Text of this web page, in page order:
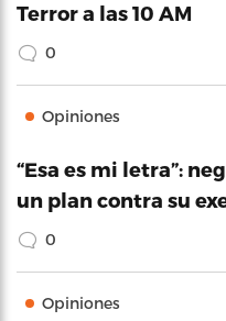
Terror a las 10 AM
0
Opiniones
“Esa es mi letra”:
un plan contra su
0
Opiniones